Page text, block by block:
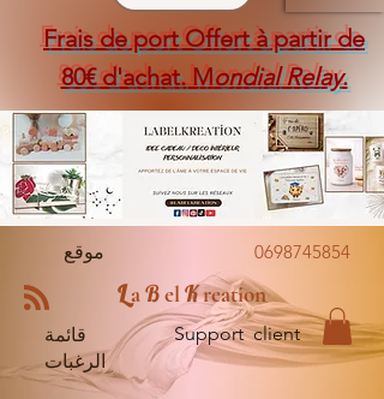
Frais de port Offert à partir de
80€ d'achat. Mondial Relay.
موقع 0698745854
LaBelKreation
قائمة
الرغبات
Support client